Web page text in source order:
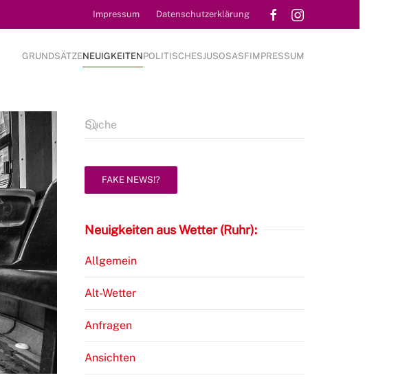
Impressum Datenschutzerklärung
GRUNDSÄTZENEUIGKEITENPOLITISCHESJUSOSASFIMPRESSUM
FAKE NEWS!?
Neuigkeiten aus Wetter (Ruhr):
Allgemein
Alt-Wetter
Anfragen
Ansichten